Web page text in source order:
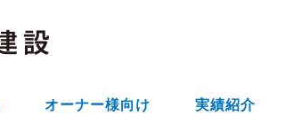
オーナー様向け 実績紹介